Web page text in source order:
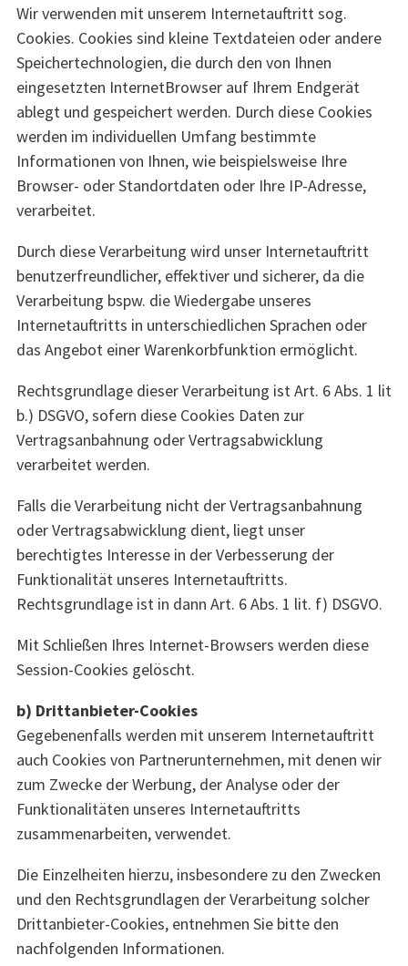
Wir verwenden mit unserem Internetauftritt sog.
Cookies. Cookies sind kleine Textdateien oder andere
Speichertechnologien, die durch den von Ihnen
eingesetzten InternetBrowser auf Ihrem Endgerät
ablegt und gespeichert werden. Durch diese Cookies
werden im individuellen Umfang bestimmte
Informationen von Ihnen, wie beispielsweise Ihre
Browser- oder Standortdaten oder Ihre IP-Adresse,
verarbeitet.
Durch diese Verarbeitung wird unser Internetauftritt
benutzerfreundlicher, effektiver und sicherer, da die
Verarbeitung bspw. die Wiedergabe unseres
Internetauftritts in unterschiedlichen Sprachen oder
das Angebot einer Warenkorbfunktion ermöglicht.
Rechtsgrundlage dieser Verarbeitung ist Art. 6 Abs. 1 lit
b.) DSGVO, sofern diese Cookies Daten zur
Vertragsanbahnung oder Vertragsabwicklung
verarbeitet werden.
Falls die Verarbeitung nicht der Vertragsanbahnung
oder Vertragsabwicklung dient, liegt unser
berechtigtes Interesse in der Verbesserung der
Funktionalität unseres Internetauftritts.
Rechtsgrundlage ist in dann Art. 6 Abs. 1 lit. f) DSGVO.
Mit Schließen Ihres Internet-Browsers werden diese
Session-Cookies gelöscht.
b) Drittanbieter-Cookies
Gegebenenfalls werden mit unserem Internetauftritt
auch Cookies von Partnerunternehmen, mit denen wir
zum Zwecke der Werbung, der Analyse oder der
Funktionalitäten unseres Internetauftritts
zusammenarbeiten, verwendet.
Die Einzelheiten hierzu, insbesondere zu den Zwecken
und den Rechtsgrundlagen der Verarbeitung solcher
Drittanbieter-Cookies, entnehmen Sie bitte den
nachfolgenden Informationen.